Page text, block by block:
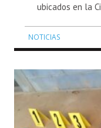
ubicados en la
NOTICIAS